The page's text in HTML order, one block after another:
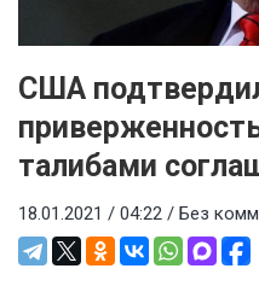
США
талибами
18.01.2021 / 04:22 / Без